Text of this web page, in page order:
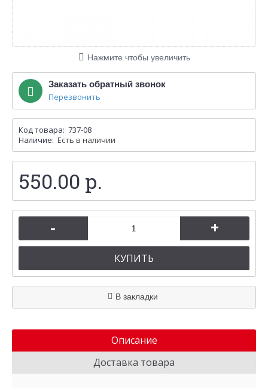
Нажмите чтобы увеличить
Заказать обратный звонок
Перезвонить
Код товара: 737-08
Наличие: Есть в наличии
550.00 р.
- +
КУПИТЬ
В закладки
Описание
Доставка товара